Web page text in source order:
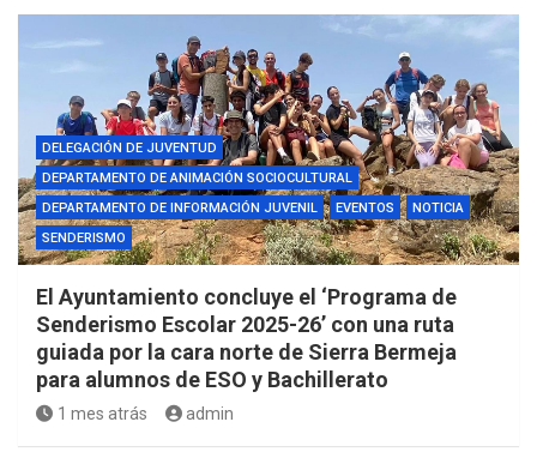
DELEGACIÓN DE JUVENTUD
DEPARTAMENTO DE ANIMACIÓN SOCIOCULTURAL
DEPARTAMENTO DE INFORMACIÓN JUVENIL
EVENTOS
NOTICIA
SENDERISMO
El Ayuntamiento concluye el ‘Programa de
Senderismo Escolar 2025-26’ con una ruta
guiada por la cara norte de Sierra Bermeja
para alumnos de ESO y Bachillerato
1 mes atrás admin